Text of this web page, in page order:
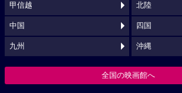
甲信越 北陸
中国 四国
九州 沖縄
全国の映画館へ